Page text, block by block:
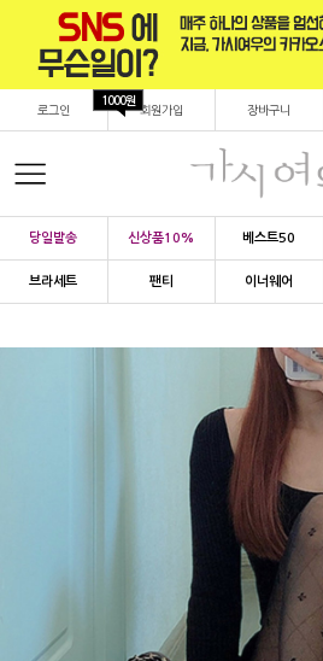
로그인 회원가입
1000원
장바구니
당일발송 신상품10% 베스트50
브라세트 팬티 이너웨어